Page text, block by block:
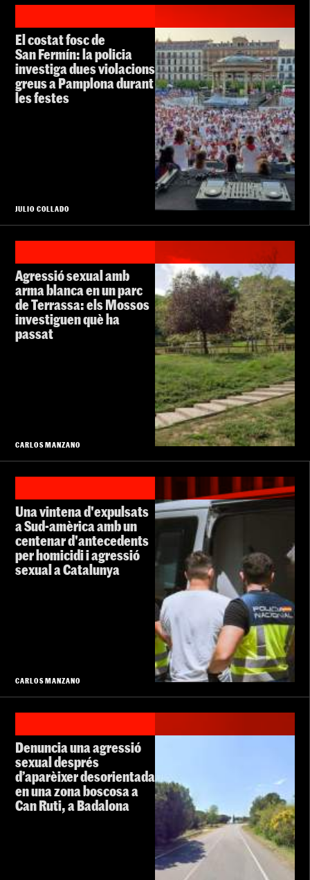
El costat fosc de
San Fermín: la policia
investiga dues violacions
greus a Pamplona durant
les festes
JULIO COLLADO
Agressió sexual amb
arma blanca en un parc
de Terrassa: els Mossos
investiguen què ha
passat
CARLOS MANZANO
Una vintena d'expulsats
a Sud-amèrica amb un
centenar d'antecedents
per homicidi i agressió
sexual a Catalunya
CARLOS MANZANO
Denuncia una agressió
sexual després
d’aparèixer desorientada
en una zona boscosa a
Can Ruti, a Badalona